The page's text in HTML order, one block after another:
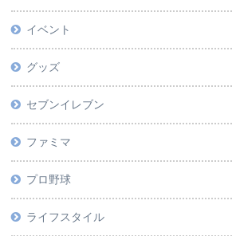
イベント
グッズ
セブンイレブン
ファミマ
プロ野球
ライフスタイル